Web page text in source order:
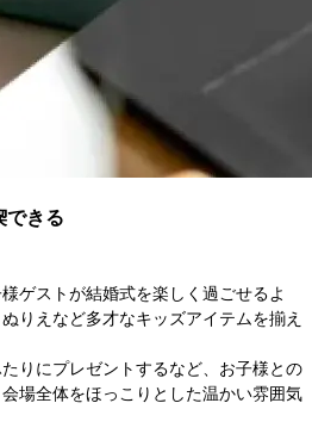
できる
ゲストが結婚式を楽しく過ごせるよ
りえなど多才なキッズアイテムを揃え
りにプレゼントするなど、お子様との
場全体をほっこりとした温かい雰囲気